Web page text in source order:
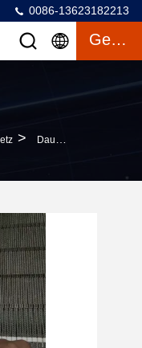
0086-13623182213
Gespräch
> Dauerhafte Sicherheitsnetze Aus Edelstahl Aus 304/316 Für Bauwerke Zum Schutz Der Arbeiter